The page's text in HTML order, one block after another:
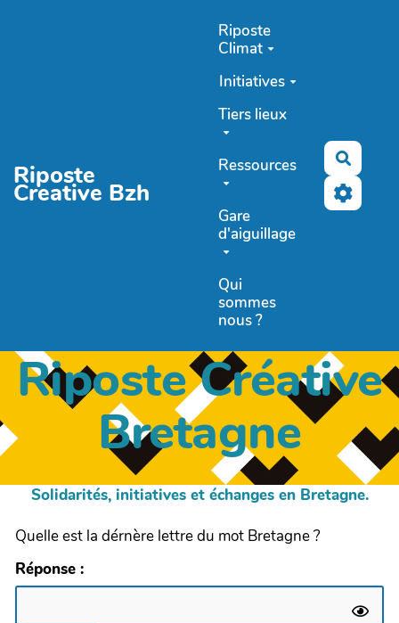
Riposte
Creative Bzh
Riposte
Climat
Initiatives
Tiers lieux
Ressources
Gare
d'aiguillage
Qui
sommes
nous ?
Riposte Créative
Bretagne
Solidarités, initiatives et échanges en Bretagne.
Quelle est la dérnère lettre du mot Bretagne ?
Réponse :